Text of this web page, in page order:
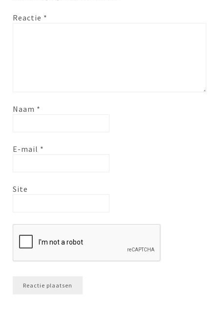
Reactie *
Naam *
E-mail *
Site